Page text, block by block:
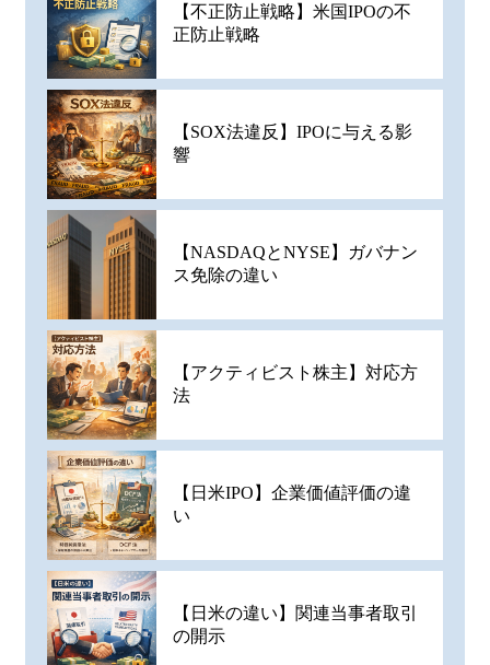
【不正防止戦略】米国IPOの不
正防止戦略
【SOX法違反】IPOに与える影
響
【NASDAQとNYSE】ガバナン
ス免除の違い
【アクティビスト株主】対応方
法
【日米IPO】企業価値評価の違
い
【日米の違い】関連当事者取引
の開示